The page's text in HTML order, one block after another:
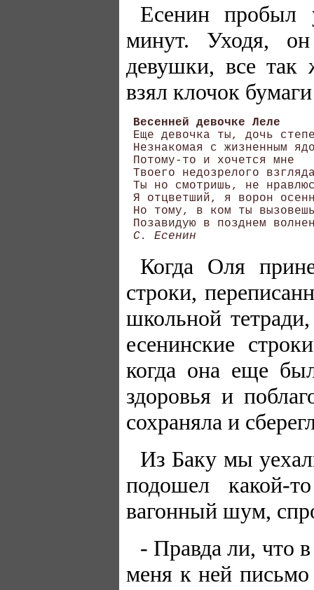
Есенин пробыл
минут. Уходя, он
девушки, все так
взял клочок
Весенней девочке Леле
Еще девочка ты, дочь
Незнакомая с жизненным
Потому-то и хочется мне
Твоего недозрелого
Ты но смотришь, не
Я отцветший, я ворон
Но тому, в ком ты
Позавидую в позднем
С. Есенин
Когда Оля
строки,
школьной
есенинские
когда она еще
здоровья и
сохраняла и
Из Баку мы
подошел какой-
вагонный шум,
- Правда ли, что
меня к ней